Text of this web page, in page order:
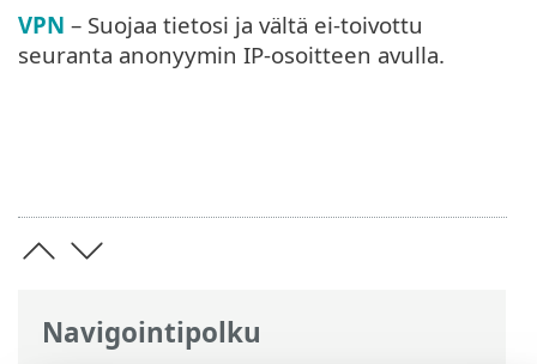
Navigointipolku
VPN – Suojaa tietosi ja vältä ei-toivottu
seuranta anonyymin IP-osoitteen avulla.